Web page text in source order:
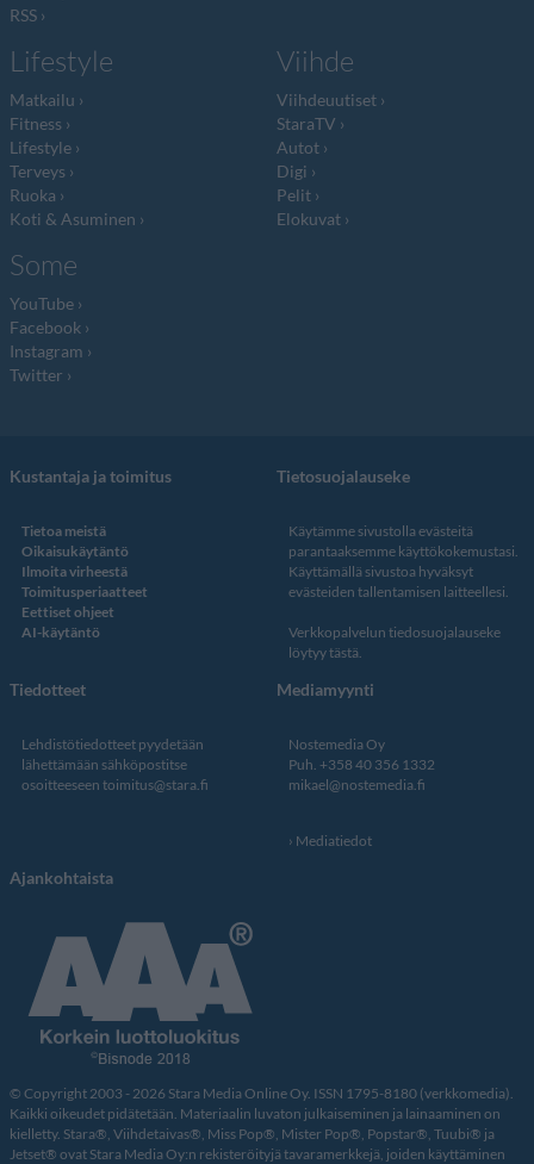
RSS
Lifestyle
Matkailu
Fitness
Lifestyle
Terveys
Ruoka
Koti & Asuminen
Viihde
Viihdeuutiset
StaraTV
Autot
Digi
Pelit
Elokuvat
Some
YouTube
Facebook
Instagram
Twitter
Kustantaja ja toimitus
Tietoa meistä
Oikaisukäytäntö
Ilmoita virheestä
Toimitusperiaatteet
Eettiset ohjeet
AI-käytäntö
Tietosuojalauseke
Käytämme sivustolla evästeitä
parantaaksemme käyttökokemustasi.
Käyttämällä sivustoa hyväksyt
evästeiden tallentamisen laitteellesi.
Verkkopalvelun tiedosuojalauseke
löytyy tästä
Tiedotteet
Lehdistötiedotteet pyydetään
lähettämään sähköpostitse
osoitteeseen toimitus@stara.fi
Mediamyynti
Nostemedia Oy
Puh. +358 40 356 1332
mikael@nostemedia.fi
Mediatiedot
Ajankohtaista
© Copyright 2003 - 2026 Stara Media Online Oy. ISSN 1795-8180 (verkkomedia).
Kaikki oikeudet pidätetään. Materiaalin luvaton julkaiseminen ja lainaaminen on
kielletty. Stara®, Viihdetaivas®, Miss Pop®, Mister Pop®, Popstar®, Tuubi® ja
Jetset® ovat Stara Media Oy:n rekisteröityjä tavaramerkkejä, joiden käyttäminen